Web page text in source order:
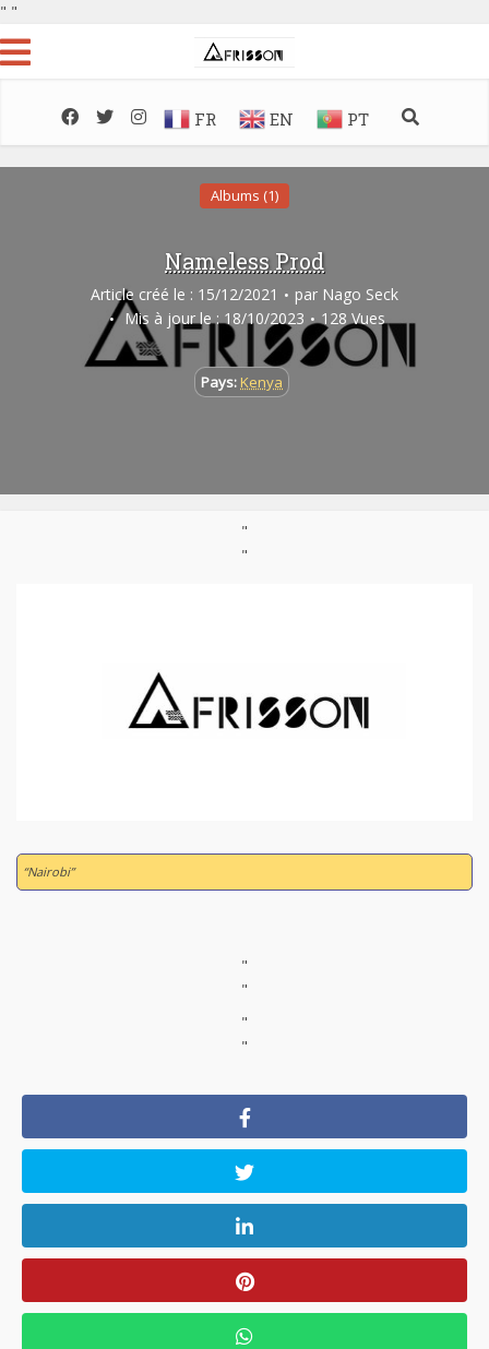
" "
FR EN PT
Albums (1)
Nameless Prod
Article créé le : 15/12/2021 par Nago Seck
Mis à jour le : 18/10/2023
128 Vues
Pays: Kenya
"
"
“Nairobi”
"
"
"
"